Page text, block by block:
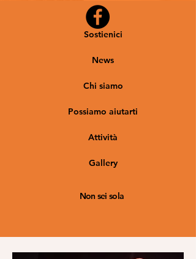
Sostienici
News
Chi siamo
Possiamo aiutarti
Attività
Gallery
Non sei sola